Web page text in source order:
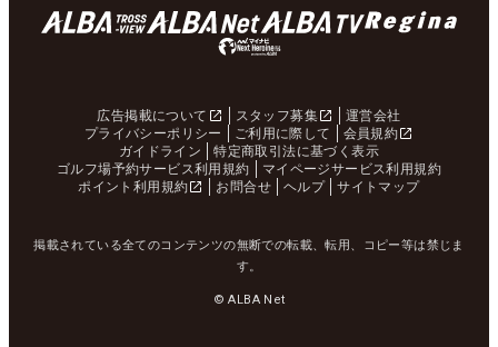
広告掲載について スタッフ募集
運営会社
プライバシーポリシー
ご利用に際して
会員規約
ガイドライン
特定商取引法に基づく表示
ゴルフ場予約サービス利用規約
マイページサービス利用規約
ポイント利用規約
お問合せ ヘルプ サイトマップ
掲載されている全てのコンテンツの無断での転載、転用、コピー等は禁じま
す。
© ALBA Net